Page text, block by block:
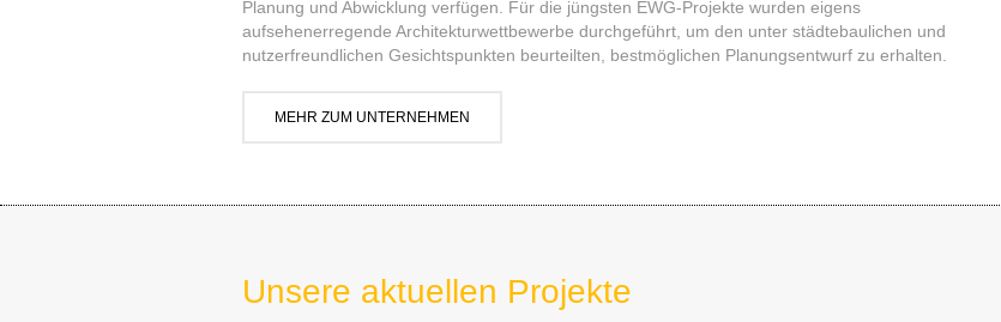
Planung und Abwicklung verfügen. Für die jüngsten EWG-Projekte wurden eigens
aufsehenerregende Architekturwettbewerbe durchgeführt, um den unter städtebaulichen und
nutzerfreundlichen Gesichtspunkten beurteilten, bestmöglichen Planungsentwurf zu erhalten.
MEHR ZUM UNTERNEHMEN
Unsere aktuellen Projekte